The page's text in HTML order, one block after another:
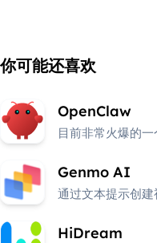
你可能还喜欢
OpenClaw
目前非常火爆的
Genmo AI
通过文本提示创建
HiDream